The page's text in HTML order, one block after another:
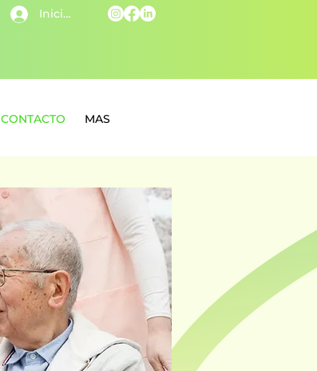
Iniciar sesión
CONTACTO MAS